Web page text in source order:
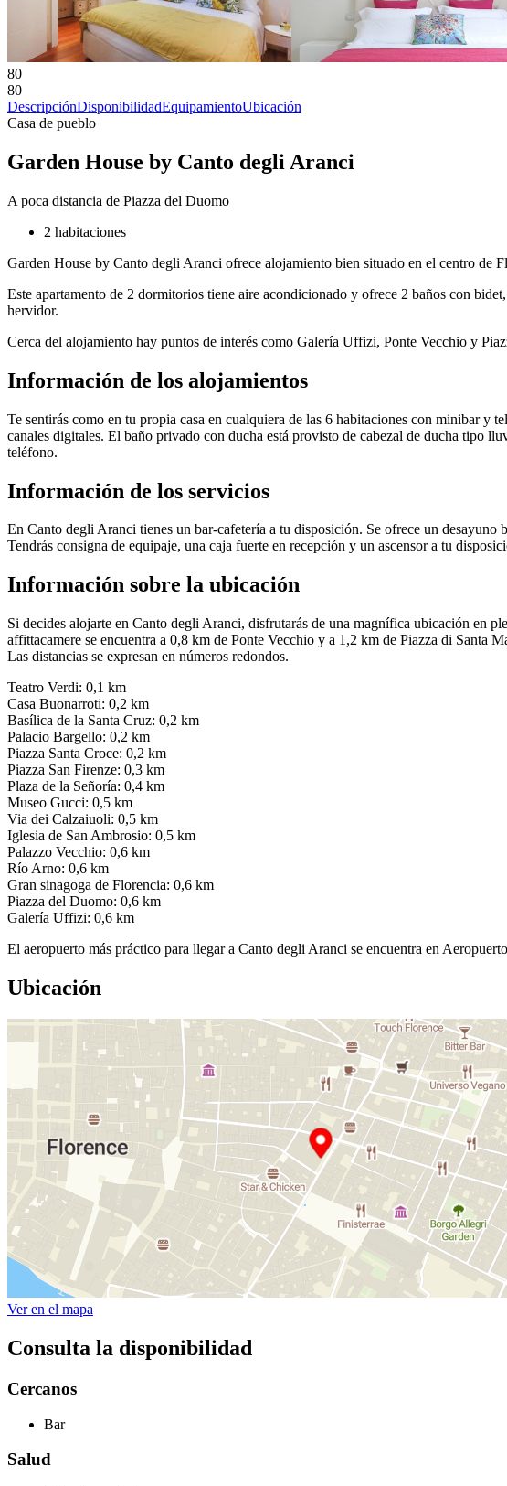
80
80
DescripciónDisponibilidadEquipamientoUbicación
Casa de pueblo
Garden House by Canto degli Aranci
A poca distancia de Piazza del Duomo
2 habitaciones
Garden House by Canto degli Aranci ofrece alojamiento bien situado en el centro de
Este apartamento de 2 dormitorios tiene aire acondicionado y ofrece 2 baños con
hervidor.
Cerca del alojamiento hay puntos de interés como Galería Uffizi, Ponte Vecchio y
Información de los alojamientos
Te sentirás como en tu propia casa en cualquiera de las 6 habitaciones con minibar
canales digitales. El baño privado con ducha está provisto de cabezal de ducha tipo
teléfono.
Información de los servicios
En Canto degli Aranci tienes un bar-cafetería a tu disposición. Se ofrece un desayuno
Tendrás consigna de equipaje, una caja fuerte en recepción y un ascensor a tu
Información sobre la ubicación
Si decides alojarte en Canto degli Aranci, disfrutarás de una magnífica ubicación en
affittacamere se encuentra a 0,8 km de Ponte Vecchio y a 1,2 km de Piazza di Santa
Las distancias se expresan en números redondos.
Teatro Verdi: 0,1 km
Casa Buonarroti: 0,2 km
Basílica de la Santa Cruz: 0,2 km
Palacio Bargello: 0,2 km
Piazza Santa Croce: 0,2 km
Piazza San Firenze: 0,3 km
Plaza de la Señoría: 0,4 km
Museo Gucci: 0,5 km
Via dei Calzaiuoli: 0,5 km
Iglesia de San Ambrosio: 0,5 km
Palazzo Vecchio: 0,6 km
Río Arno: 0,6 km
Gran sinagoga de Florencia: 0,6 km
Piazza del Duomo: 0,6 km
Galería Uffizi: 0,6 km
El aeropuerto más práctico para llegar a Canto degli Aranci se encuentra en
Ubicación
Ver en el mapa
Consulta la disponibilidad
Cercanos
Bar
Salud